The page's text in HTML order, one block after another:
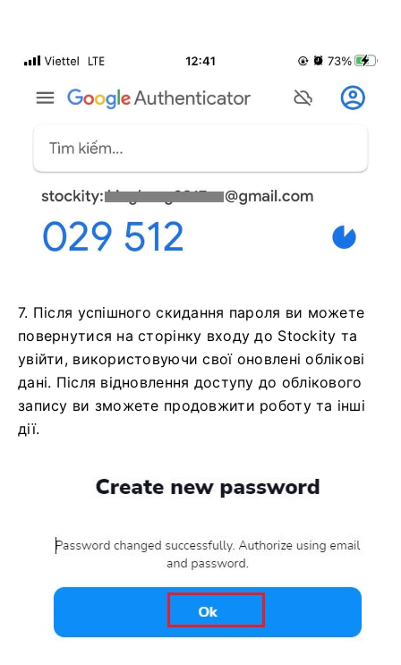
повернутися на сторінку входу до Stockity та
увійти, використовуючи свої оновлені облікові
дані. Після відновлення доступу до облікового
запису ви зможете продовжити роботу та інші